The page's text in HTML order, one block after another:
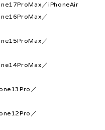
／iPhoneAir
／
／
／
／
／